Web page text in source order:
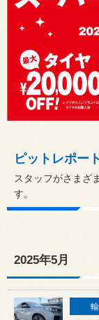
ピットレポート
スタッフがさまざ
す。
2025年5月